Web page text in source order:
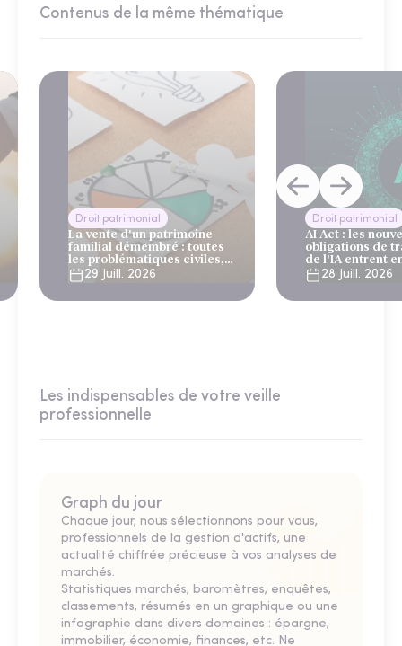
Contenus de la même thématique
Droit patrimonial
La vente d'un patrimoine
familial démembré : toutes
les problématiques civiles,
fiscales et successorales
29 Juill. 2026
Droit patrimonial
AI Act : les
obligations de
de l'IA entrent
août 2026
28 Juill. 2026
Les indispensables de votre veille
professionnelle
Graph du jour
Chaque jour, nous sélectionnons pour vous,
professionnels de la gestion d'actifs, une
actualité chiffrée précieuse à vos analyses de
marchés.
Statistiques marchés, baromètres, enquêtes,
classements, résumés en un graphique ou une
infographie dans divers domaines : épargne,
immobilier, économie, finances, etc. Ne